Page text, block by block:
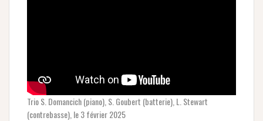
Trio S. Domancich (piano), S. Goubert (batterie), L. Stewart
(contrebasse), le 3 février 2025